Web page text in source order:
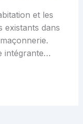
et les
existants dans
intégrante…